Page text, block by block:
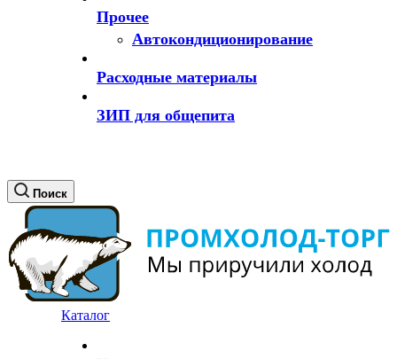
Прочее
Автокондиционирование
Расходные материалы
ЗИП для общепита
Поиск
Каталог